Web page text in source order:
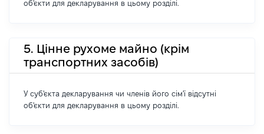
об'єкти для декларування в цьому розділі.
5. Цінне рухоме майно (крім
транспортних засобів)
У суб'єкта декларування чи членів його сім'ї відсутні
об'єкти для декларування в цьому розділі.